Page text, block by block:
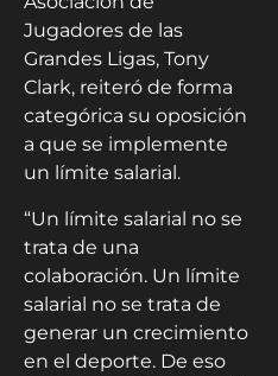
Jugadores de las
Grandes Ligas, Tony
Clark, reiteró de forma
categórica su oposición
a que se implemente
un límite salarial.
“Un límite salarial no se
trata de una
colaboración. Un límite
salarial no se trata de
generar un crecimiento
en el deporte. De eso